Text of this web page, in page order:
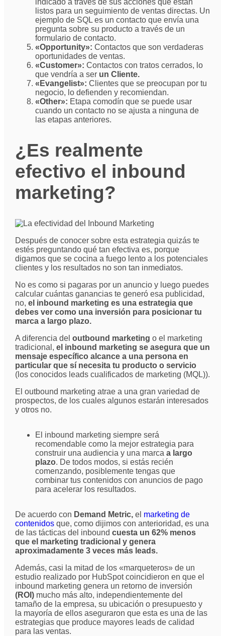
indicado a través de sus acciones que están
listos para un seguimiento de ventas directas. Un
ejemplo de SQL es un contacto que envía una
pregunta sobre su producto a través de un
formulario de contacto.
«Opportunity»: Contactos que son verdaderas
oportunidades de ventas.
«Customer»: Contactos con tratos cerrados, lo
que vendría a ser un Cliente.
«Evangelist»: Clientes que se preocupan por tu
negocio, lo defienden y recomiendan.
«Other»: Etapa comodín que se puede usar
cuando un contacto no se ajusta a ninguna de
las etapas anteriores.
¿Es realmente
efectivo el inbound
marketing?
Después de conocer sobre esta estrategia quizás te
estés preguntando qué tan efectiva es, porque
digamos que se cocina a fuego lento a los potenciales
clientes y los resultados no son tan inmediatos.
No es como si pagaras por un anuncio y luego puedes
calcular cuántas ganancias te generó esa publicidad,
no, el inbound marketing es una estrategia que
debes ver como una inversión para posicionar tu
marca a largo plazo.
A diferencia del outbound marketing o el marketing
tradicional, el inbound marketing se asegura que un
mensaje específico alcance a una persona en
particular que sí necesita tu producto o servicio
(los conocidos leads cualificados de marketing (MQL)).
El outbound marketing atrae a una gran variedad de
prospectos, de los cuales algunos estarán interesados
y otros no.
El inbound marketing siempre será
recomendable como la mejor estrategia para
construir una audiencia y una marca a largo
plazo. De todos modos, si estás recién
comenzando, posiblemente tengas que
combinar tus contenidos con anuncios de pago
para acelerar los resultados.
De acuerdo con Demand Metric,el marketing de
contenidosque, como dijimos con anterioridad, es una
de las tácticas del inbound cuesta un 62% menos
que el marketing tradicional y genera
aproximadamente 3 veces más leads.
Además, casi la mitad de los «marqueteros» de un
estudio realizado por HubSpot coincidieron en que el
inbound marketing genera un retorno de inversión
(ROI)mucho más alto, independientemente del
tamaño de la empresa, su ubicación o presupuesto y
la mayoría de ellos aseguraron que esta es una de las
estrategias que produce mayores leads de calidad
para las ventas.